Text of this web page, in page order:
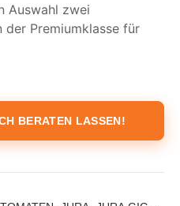
Auswahl zwei
Premiumklasse für
BERATEN LASSEN!